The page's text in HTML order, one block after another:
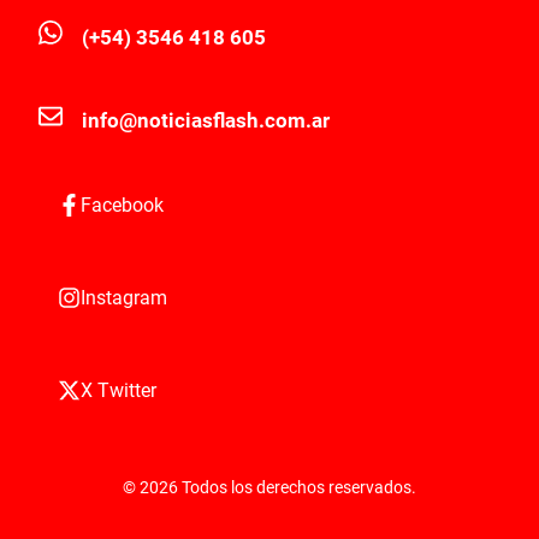
(+54) 3546 418 605
info@noticiasflash.com.ar
Facebook
Instagram
X Twitter
© 2026 Todos los derechos reservados.